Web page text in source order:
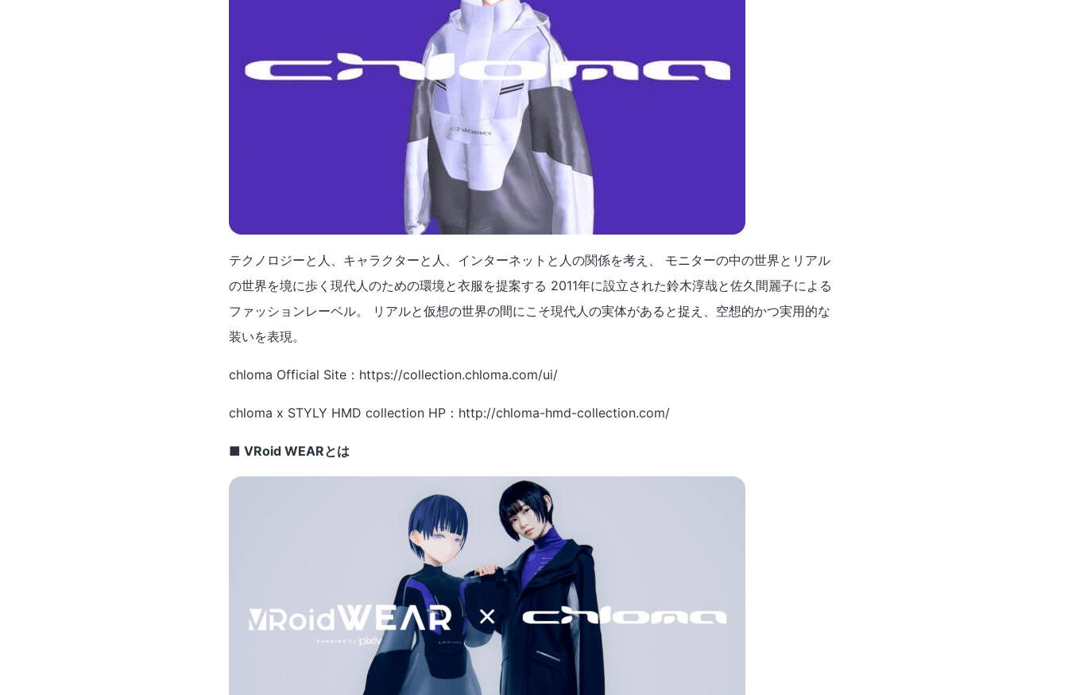
テクノロジーと人、キャラクターと人、インターネットと人の関係を考え、 モニターの中の世界とリアル
の世界を境に歩く現代人のための環境と衣服を提案する 2011年に設立された鈴木淳哉と佐久間麗子による
ファッションレーベル。 リアルと仮想の世界の間にこそ現代人の実体があると捉え、空想的かつ実用的な
装いを表現。
chloma Official Site：https://collection.chloma.com/ui/
chloma x STYLY HMD collection HP：http://chloma-hmd-collection.com/
■ VRoid WEARとは